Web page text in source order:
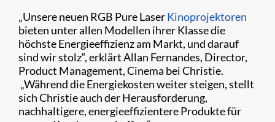
„Unsere neuen RGB Pure LaserKinoprojektoren
bieten unter allen Modellen ihrer Klasse die
höchste Energieeffizienz am Markt, und darauf
sind wir stolz“, erklärt Allan Fernandes, Director,
Product Management, Cinema bei Christie.
„Während die Energiekosten weiter steigen, stellt
sich Christie auch der Herausforderung,
nachhaltigere, energieeffizientere Produkte für